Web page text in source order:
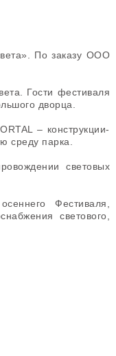
По заказу ООО
Гости фестиваля
дворца.
– конструкции-
среду парка.
световых
Фестиваля,
светового,